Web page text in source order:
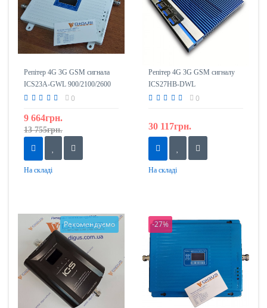
Репітер 4G 3G GSM сигнала
ICS23A-GWL 900/2100/2600
0
9 664грн.
13 755грн.
На складі
Репітер 4G 3G GSM сигналу
ICS27HB-DWL
1800/2100/2600 0
30 117грн.
На складі
Рекомендуємо -27%